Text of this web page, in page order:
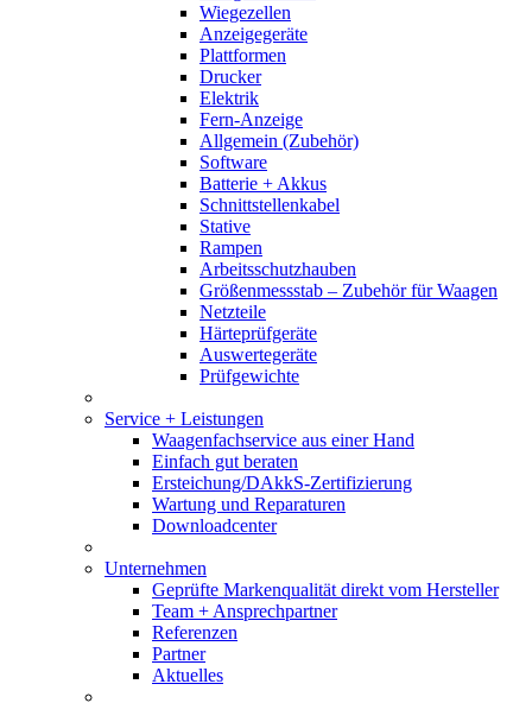
Wiegezellen
Anzeigegeräte
Plattformen
Drucker
Elektrik
Fern-Anzeige
Allgemein (Zubehör)
Software
Batterie + Akkus
Schnittstellenkabel
Stative
Rampen
Arbeitsschutzhauben
Größenmessstab – Zubehör für Waagen
Netzteile
Härteprüfgeräte
Auswertegeräte
Prüfgewichte
Service + Leistungen
Waagenfachservice aus einer Hand
Einfach gut beraten
Ersteichung/DAkkS-Zertifizierung
Wartung und Reparaturen
Downloadcenter
Unternehmen
Geprüfte Markenqualität direkt vom Hersteller
Team + Ansprechpartner
Referenzen
Partner
Aktuelles